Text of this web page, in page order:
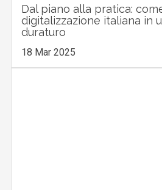
Dal piano alla pratica:
digitalizzazione italiana in
duraturo
18 Mar 2025